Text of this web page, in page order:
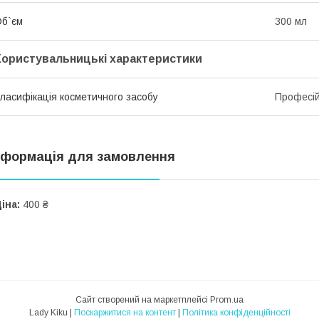
300 мл
характеристики
косметичного засобу
для замовлення
400 ₴
Сайт створений на маркетплейсі Prom.ua
Поскаржитися на контент Політика конфіденційності